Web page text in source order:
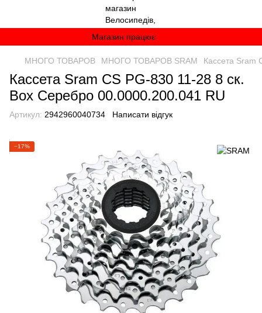
Магазин працює
МНОГО ТОВАРОВ МНОГО ТОВАРОВ SRAM Кассета Sram
Кассета Sram CS PG-830 11-28 8 ск.
Box Серебро 00.0000.200.041 RU
Артикул: 2942960040734 Написати відгук
−17%